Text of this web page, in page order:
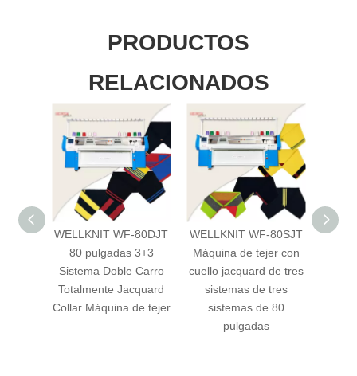
PRODUCTOS
RELACIONADOS
WF-80DJT
pulgadas 3+3
Doble Carro
Jacquard
Máquina de tejer
WELLKNIT WF-80SJT
Máquina de tejer con
cuello jacquard de tres
sistemas de tres
sistemas de 80
WELLKNIT WF-
80CJKD Máquina
tejer plana
computarizada con
sistema 1+1 de 80